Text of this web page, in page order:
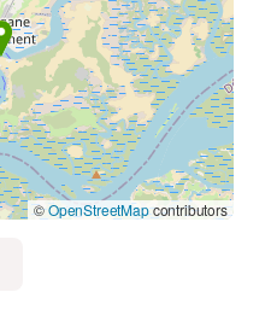
©OpenStreetMapcontributors